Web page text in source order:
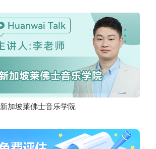
新加坡莱佛士音乐学院